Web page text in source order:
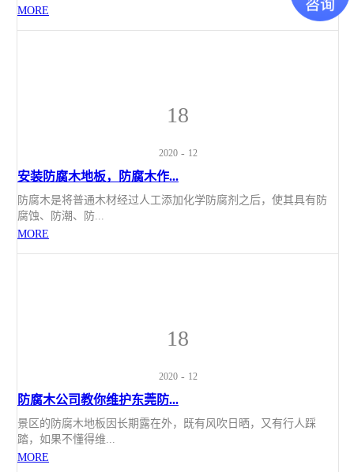
MORE
18
2020 - 12
安装防腐木地板，防腐木作...
防腐木是将普通木材经过人工添加化学防腐剂之后，使其具有防
腐蚀、防潮、防...
MORE
18
2020 - 12
防腐木公司教你维护东莞防...
景区的防腐木地板因长期露在外，既有风吹日晒，又有行人踩
踏，如果不懂得维...
MORE